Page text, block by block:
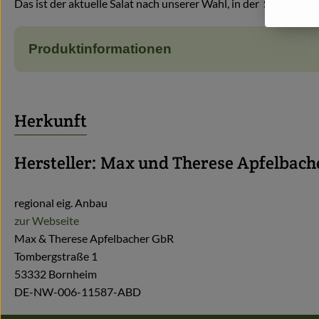
Das ist der aktuelle Salat nach unserer Wahl, in der Saison
Produktinformationen
Herkunft
Hersteller: Max und Therese
regional eig. Anbau
zur Webseite
Max & Therese Apfelbacher GbR
Tombergstraße 1
53332 Bornheim
DE-NW-006-11587-ABD